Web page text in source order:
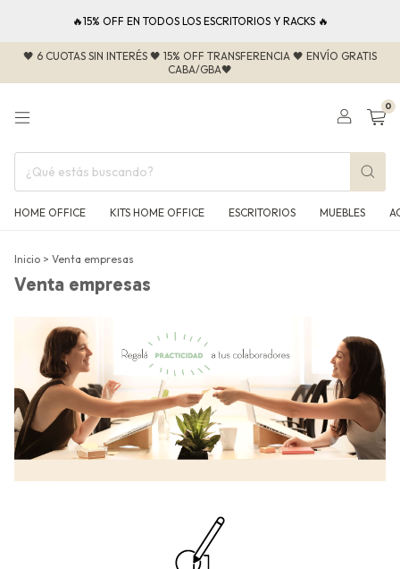
🔥15% OFF EN TODOS LOS ESCRITORIOS Y RACKS 🔥
🖤 6 CUOTAS SIN INTERÉS 🖤 15% OFF TRANSFERENCIA 🖤 ENVÍO GRATIS
CABA/GBA🖤
0
HOME OFFICE KITS HOME OFFICE ESCRITORIOS MUEBLES
Inicio > Venta empresas
Venta empresas